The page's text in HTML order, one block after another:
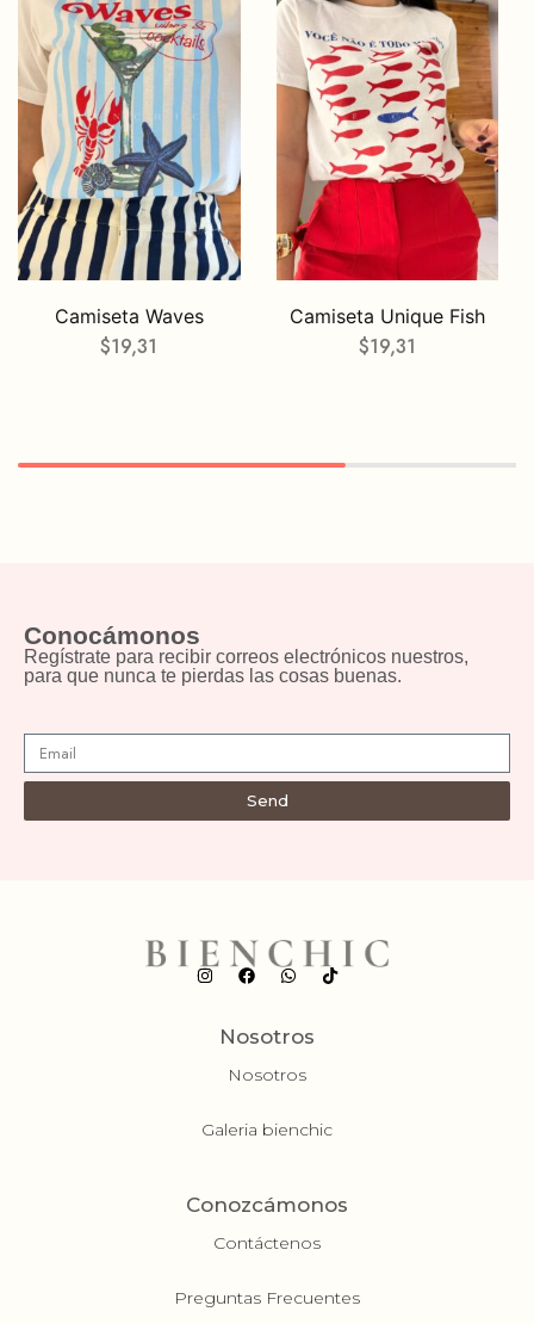
Camiseta Waves
$19,31
Camiseta Unique Fish
$19,31
Conocámonos
Regístrate para recibir correos electrónicos nuestros,
para que nunca te pierdas las cosas buenas.
Send
Nosotros
Nosotros
Galeria bienchic
Conozcámonos
Contáctenos
Preguntas Frecuentes